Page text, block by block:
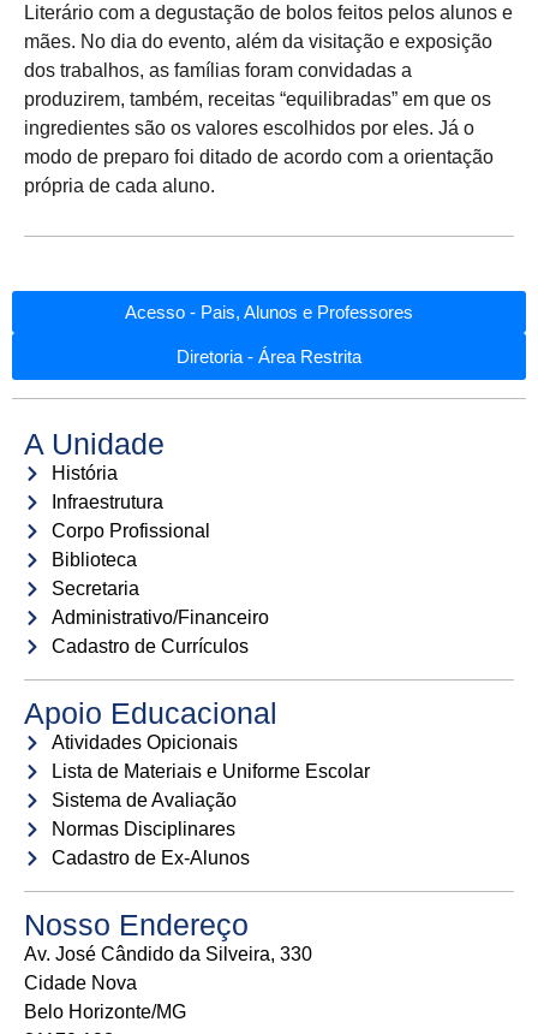
Literário com a degustação de bolos feitos pelos alunos e
mães. No dia do evento, além da visitação e exposição
dos trabalhos, as famílias foram convidadas a
produzirem, também, receitas “equilibradas” em que os
ingredientes são os valores escolhidos por eles. Já o
modo de preparo foi ditado de acordo com a orientação
própria de cada aluno.
Acesso - Pais, Alunos e Professores
Diretoria - Área Restrita
A Unidade
História
Infraestrutura
Corpo Profissional
Biblioteca
Secretaria
Administrativo/Financeiro
Cadastro de Currículos
Apoio Educacional
Atividades Opicionais
Lista de Materiais e Uniforme Escolar
Sistema de Avaliação
Normas Disciplinares
Cadastro de Ex-Alunos
Nosso Endereço
Av. José Cândido da Silveira, 330
Cidade Nova
Belo Horizonte/MG